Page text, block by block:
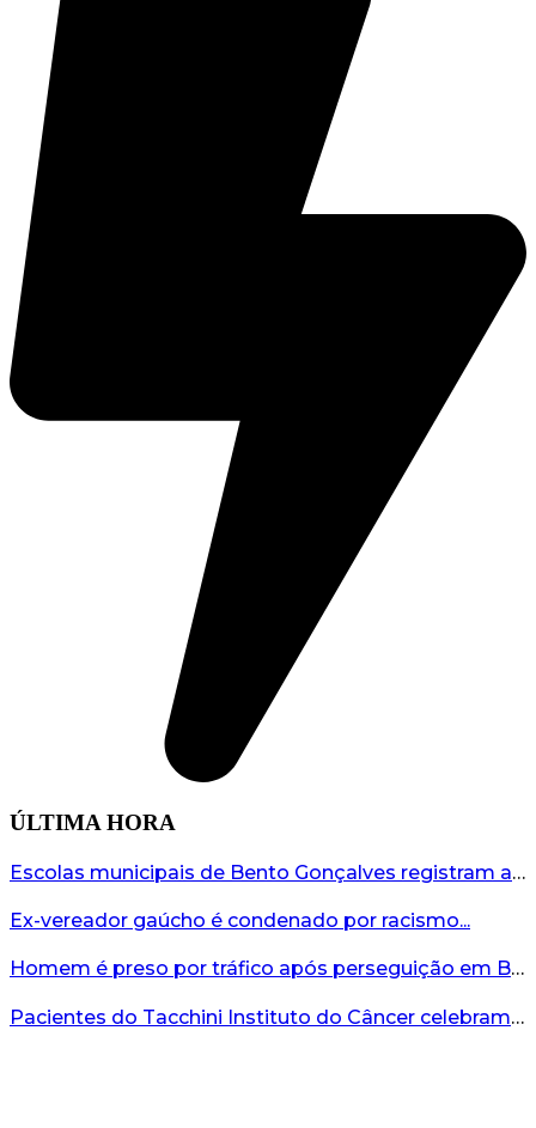
ÚLTIMA HORA
Escolas municipais de Bento Gonçalves registram avanço no IDEB 2025...
Ex-vereador gaúcho é condenado por racismo...
Homem é preso por tráfico após perseguição em Bento Gonçalves...
Pacientes do Tacchini Instituto do Câncer celebram Dia dos Pais com cuidado e relaxamento...